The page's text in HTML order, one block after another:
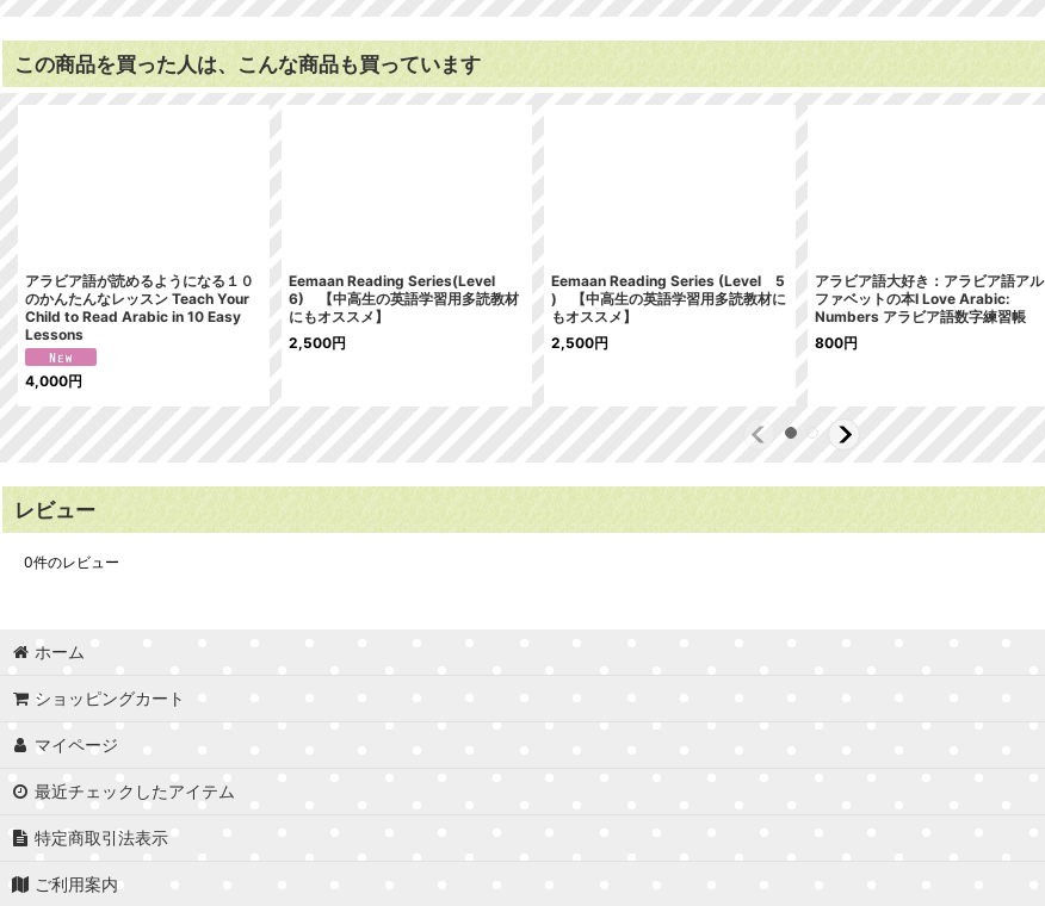
この商品を買った人は、こんな商品も買っています
アラビア語が読めるようになる１０
のかんたんなレッスン Teach Your
Child to Read Arabic in 10 Easy
Lessons
4,000円
Eemaan Reading Series(Level
6) 【中高生の英語学習用多読教材
にもオススメ】
2,500円
Eemaan Reading Series (Level 5
) 【中高生の英語学習用多読教材に
もオススメ】
2,500円
アラビア語大好き：アラビア語アル
ファベットの本I Love Arabic:
Numbers アラビア語数字練習帳
800円
レビュー
0件のレビュー
ホーム
ショッピングカート
マイページ
最近チェックしたアイテム
特定商取引法表示
ご利用案内